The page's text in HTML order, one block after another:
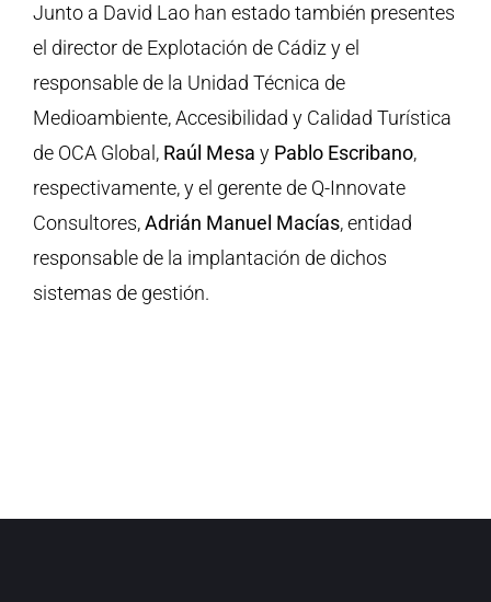
Junto a David Lao han estado también presentes
el director de Explotación de Cádiz y el
responsable de la Unidad Técnica de
Medioambiente, Accesibilidad y Calidad Turística
de OCA Global, Raúl Mesa y Pablo Escribano,
respectivamente, y el gerente de Q-Innovate
Consultores,Adrián Manuel Macías, entidad
responsable de la implantación de dichos
sistemas de gestión.